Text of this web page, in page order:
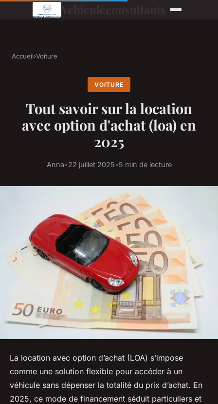
Accueil›Voiture
VOITURE
Tout savoir sur la location
avec option d'achat (loa) en
2025
Anna•22 juillet 2025•5 min de lecture
La location avec option d’achat (LOA) s’impose
comme une solution flexible pour accéder à un
véhicule sans dépenser la totalité du prix d’achat. En
2025, ce mode de financement séduit particuliers et